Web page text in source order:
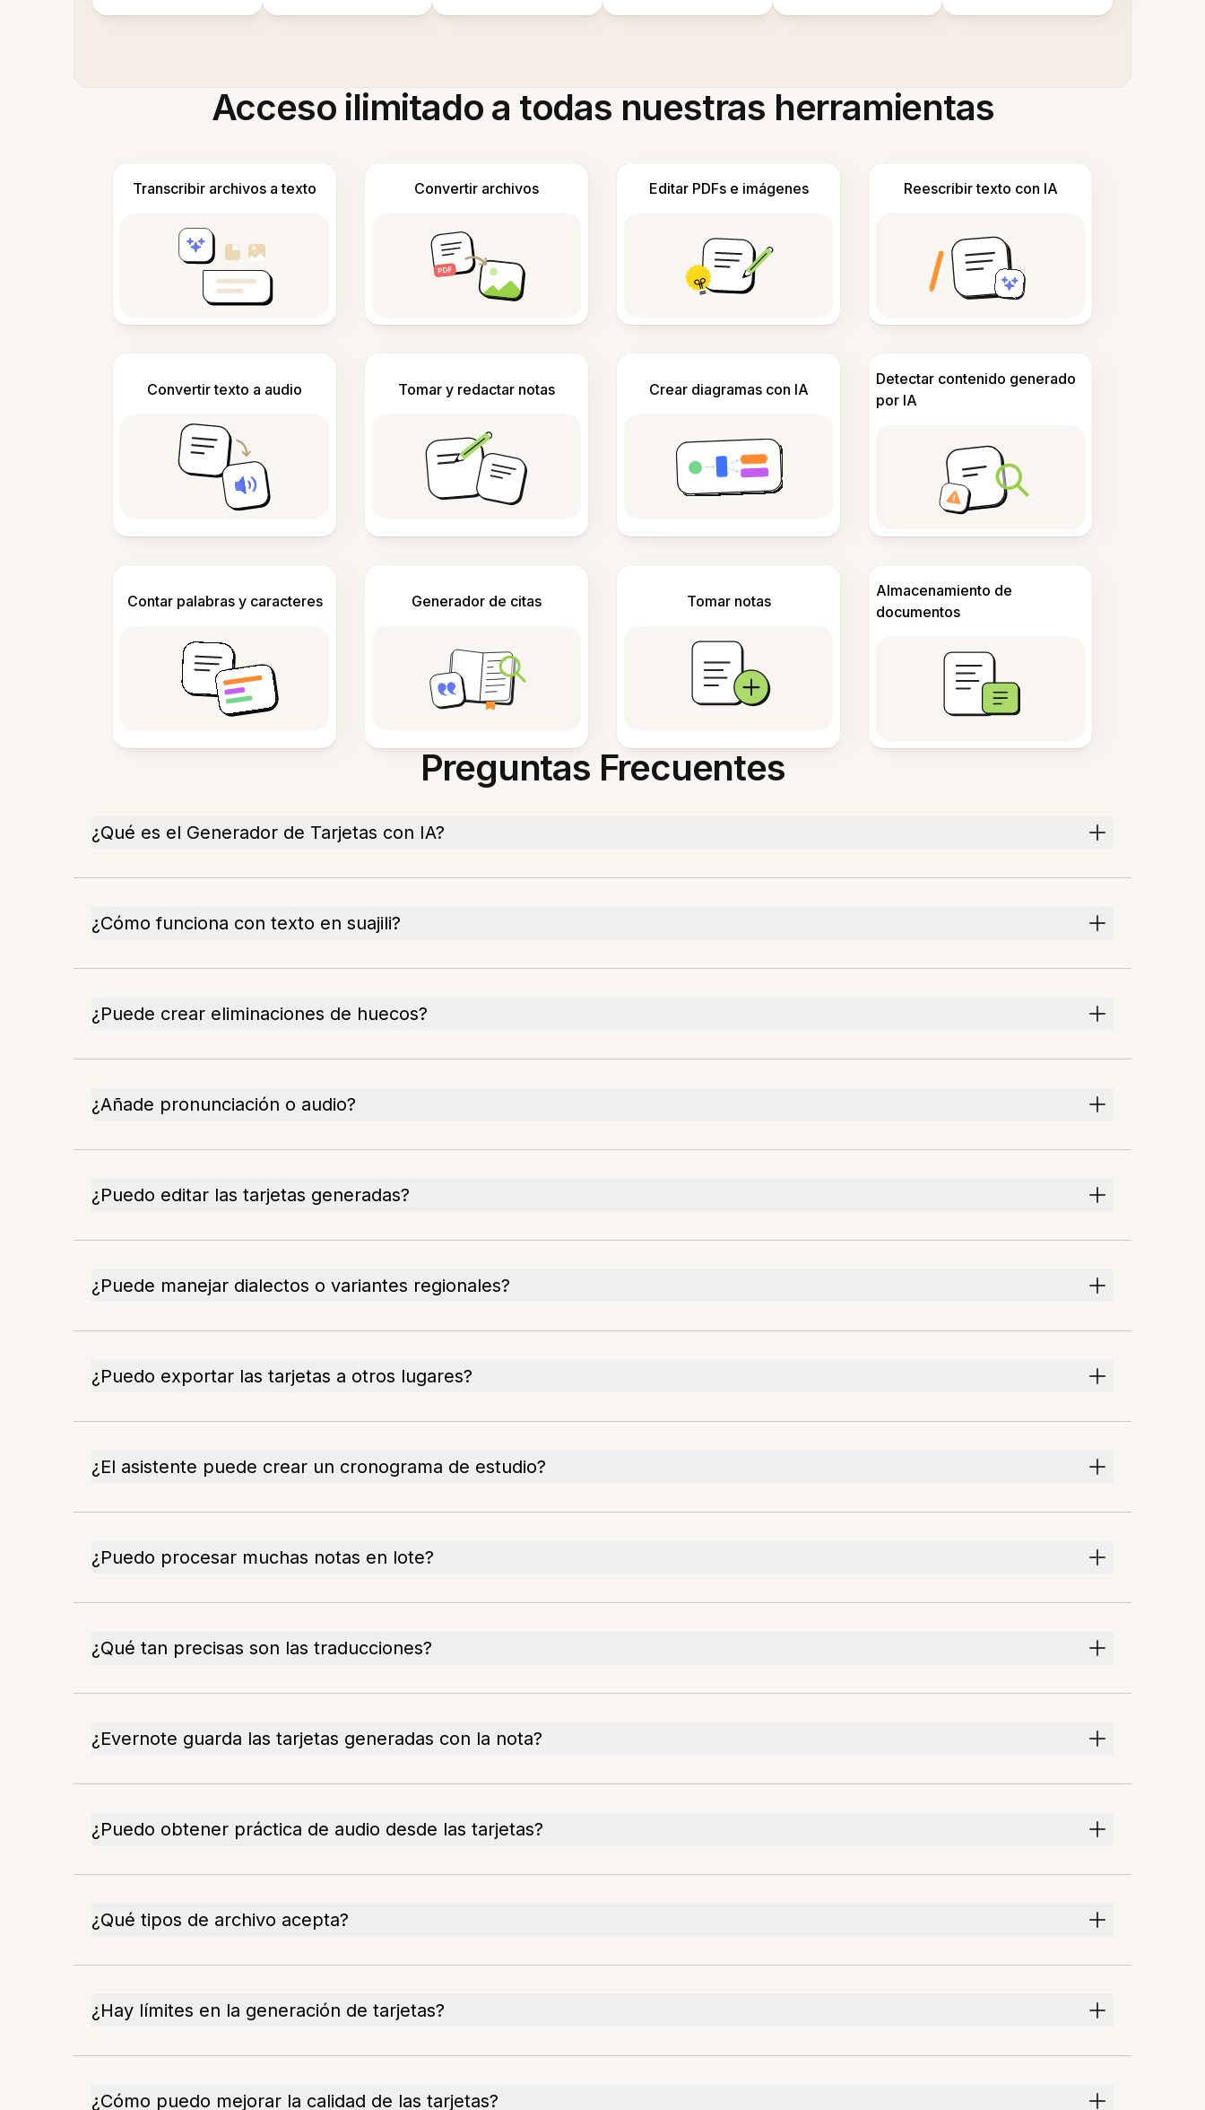
Acceso ilimitado a todas nuestras herramientas
Transcribir archivos a texto Convertir archivos Editar PDFs e imágenes Reescribir texto con IA
Convertir texto a audio Tomar y redactar notas Crear diagramas con IA
Detectar contenido generado
por IA
Contar palabras y caracteres Generador de citas Tomar notas
Almacenamiento de
documentos
Preguntas Frecuentes
¿Qué es el Generador de Tarjetas con IA?
¿Cómo funciona con texto en suajili?
¿Puede crear eliminaciones de huecos?
¿Añade pronunciación o audio?
¿Puedo editar las tarjetas generadas?
¿Puede manejar dialectos o variantes regionales?
¿Puedo exportar las tarjetas a otros lugares?
¿El asistente puede crear un cronograma de estudio?
¿Puedo procesar muchas notas en lote?
¿Qué tan precisas son las traducciones?
¿Evernote guarda las tarjetas generadas con la nota?
¿Puedo obtener práctica de audio desde las tarjetas?
¿Qué tipos de archivo acepta?
¿Hay límites en la generación de tarjetas?
¿Cómo puedo mejorar la calidad de las tarjetas?